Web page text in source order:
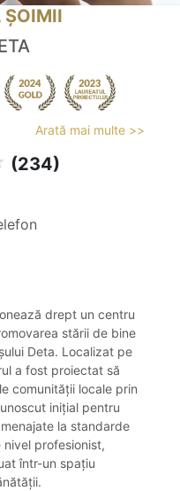
ȘOIMII
Arată mai multe >>
(234)
drept un centru
stării de bine
Deta. Localizat pe
a fost proiectat să
comunității locale prin
inițial pentru
la standarde
profesionist,
într-un spațiu